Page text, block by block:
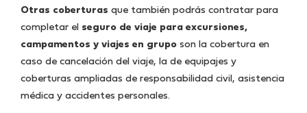
Otras coberturas que también podrás contratar para
completar el seguro de viaje para excursiones,
campamentos y viajes en grupo son la cobertura en
caso de cancelación del viaje, la de equipajes y
coberturas ampliadas de responsabilidad civil, asistencia
médica y accidentes personales.